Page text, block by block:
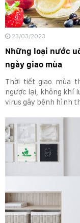
23/03/2023
Những loại nước
ngày giao mùa
Thời tiết giao mùa
ngược lại, không khí
virus gây bệnh hình